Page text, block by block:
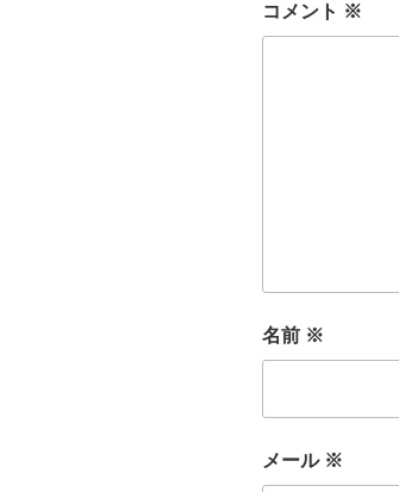
コメント ※
名前 ※
メール ※